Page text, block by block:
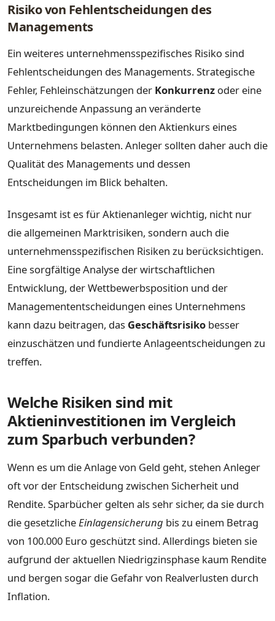
Risiko von Fehlentscheidungen des
Managements
Ein weiteres unternehmensspezifisches Risiko sind
Fehlentscheidungen des Managements. Strategische
Fehler, Fehleinschätzungen der Konkurrenz oder eine
unzureichende Anpassung an veränderte
Marktbedingungen können den Aktienkurs eines
Unternehmens belasten. Anleger sollten daher auch die
Qualität des Managements und dessen
Entscheidungen im Blick behalten.
Insgesamt ist es für Aktienanleger wichtig, nicht nur
die allgemeinen Marktrisiken, sondern auch die
unternehmensspezifischen Risiken zu berücksichtigen.
Eine sorgfältige Analyse der wirtschaftlichen
Entwicklung, der Wettbewerbsposition und der
Managemententscheidungen eines Unternehmens
kann dazu beitragen, das Geschäftsrisiko besser
einzuschätzen und fundierte Anlageentscheidungen zu
treffen.
Welche Risiken sind mit
Aktieninvestitionen im Vergleich
zum Sparbuch verbunden?
Wenn es um die Anlage von Geld geht, stehen Anleger
oft vor der Entscheidung zwischen Sicherheit und
Rendite. Sparbücher gelten als sehr sicher, da sie durch
die gesetzlicheEinlagensicherung bis zu einem Betrag
von 100.000 Euro geschützt sind. Allerdings bieten sie
aufgrund der aktuellen Niedrigzinsphase kaum Rendite
und bergen sogar die Gefahr von Realverlusten durch
Inflation.